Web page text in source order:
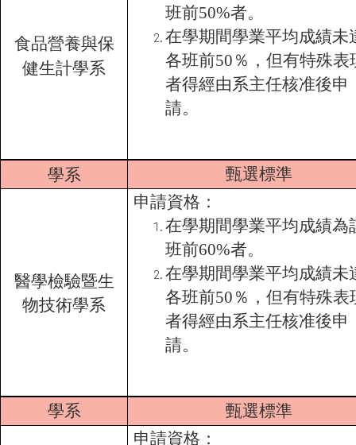
食品營養與保
健生計學系
班前50%者。
在學期間學業平均成績未
各班前50 ％，但有特殊表
者得經由系主任核准後申
請。
學系 甄選標準
醫學檢驗暨生
物技術學系
申請資格：
在學期間學業平均成績為
班前60%者。
在學期間學業平均成績未
各班前50％，但有特殊表
者得經由系主任核准後申
請。
學系
甄選標準
申請資格：